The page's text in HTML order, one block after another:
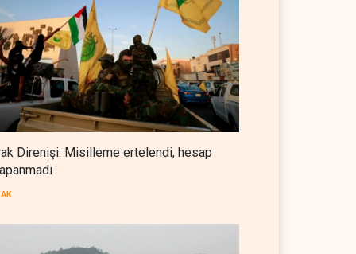
Foreign Affairs: ABD
Ortadoğu'dan elini çekmeli
BATI YARIM KÜRE 07 Ağustos 2026
Suudi Arabistan, Türkiye ve
Pakistan ortak savunma
anlaşması imzaladı
ARAP DÜNYASI 07 Ağustos 2026
Direnişi: Misilleme ertelendi, hesap